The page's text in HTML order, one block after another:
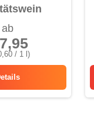
/ 1 l)
ab
Siegerrebe Qualitätswein